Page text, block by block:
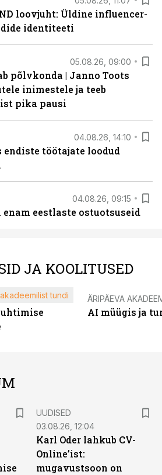
loovjuht: Üldine influencer-
identiteeti
05.08.26, 09:00
põlvkonda | Janno Toots
inimestele ja teeb
pika pausi
04.08.26, 14:10
endiste töötajate loodud
04.08.26, 09:15
enam eestlaste ostuotsuseid
JA KOOLITUSED
tundi ÄRIPÄEVA
AI müügis ja
UUDISED
03.08.26, 12:04
Karl Oder lahkub CV-
Online’ist:
mugavustsoon on